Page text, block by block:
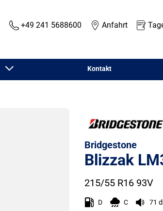
+49 241 5688600 Anfahrt
Kontakt
Bridgestone
Blizzak
215/55 R16 93V
D C 71